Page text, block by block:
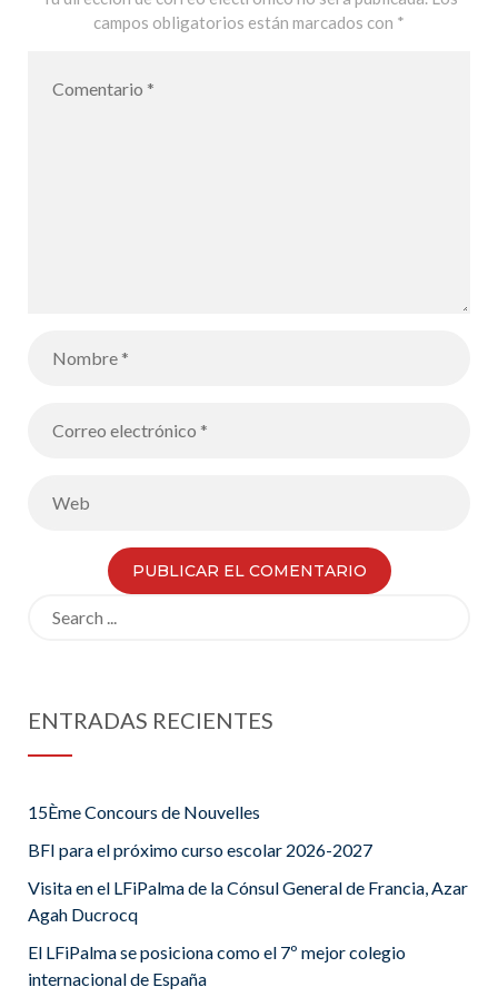
Français MLF
campos obligatorios están marcados con *
ENTRADAS RECIENTES
15Ème Concours de Nouvelles
BFI para el próximo curso escolar 2026-2027
Visita en el LFiPalma de la Cónsul General de Francia, Azar
Agah Ducrocq
El LFiPalma se posiciona como el 7º mejor colegio
internacional de España